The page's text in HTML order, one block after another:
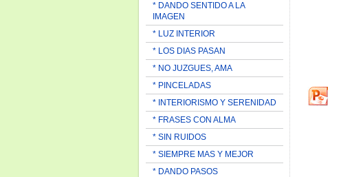
* DANDO SENTIDO A LA
IMAGEN
* LUZ INTERIOR
* LOS DIAS PASAN
* NO JUZGUES, AMA
* PINCELADAS
* INTERIORISMO Y SERENIDAD
* FRASES CON ALMA
* SIN RUIDOS
* SIEMPRE MAS Y MEJOR
* DANDO PASOS